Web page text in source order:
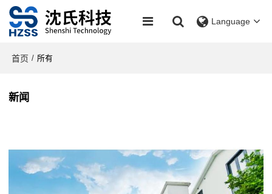
Language
首页 / 所有
新闻